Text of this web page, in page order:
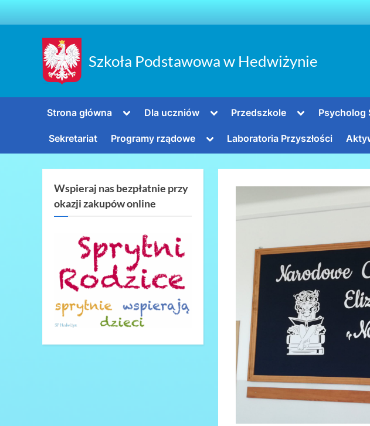
to
Szkoła Podstawowa w Hedwiżynie
Strona główna
ToggleDla uczniów
TogglePrzedszkole
TogglePsycholog
Sekretariat Programy rządowe
Toggle
menu
Laboratoria Przyszłości
Wspieraj nas bezpłatnie przy
okazji zakupów online